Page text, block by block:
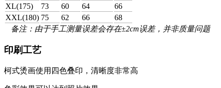
XL(175)
73 60 64
66
XXL(180) 75 62 66
68
备注：由于手工测量误差会存在±2cm误差，并非质量问题
印刷工艺
柯式烫画使用四色叠印，清晰度非常高